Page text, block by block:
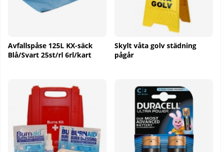
Avfallspåse 125L KX-säck
Blå/Svart 25st/rl 6rl/kart
Skylt våta golv städning
pågår